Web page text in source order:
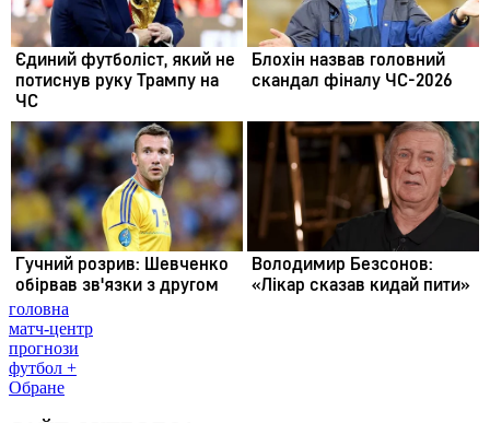
головна
матч-центр
прогнози
футбол +
Обране